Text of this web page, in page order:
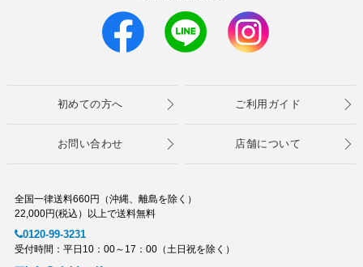
初めての方へ ご利用ガイド
お問い合わせ 店舗について
全国一律送料660円（沖縄、離島を除く）
22,000円(税込）以上で送料無料
0120-99-3231
受付時間：平日10：00～17：00（土日祝を除く）